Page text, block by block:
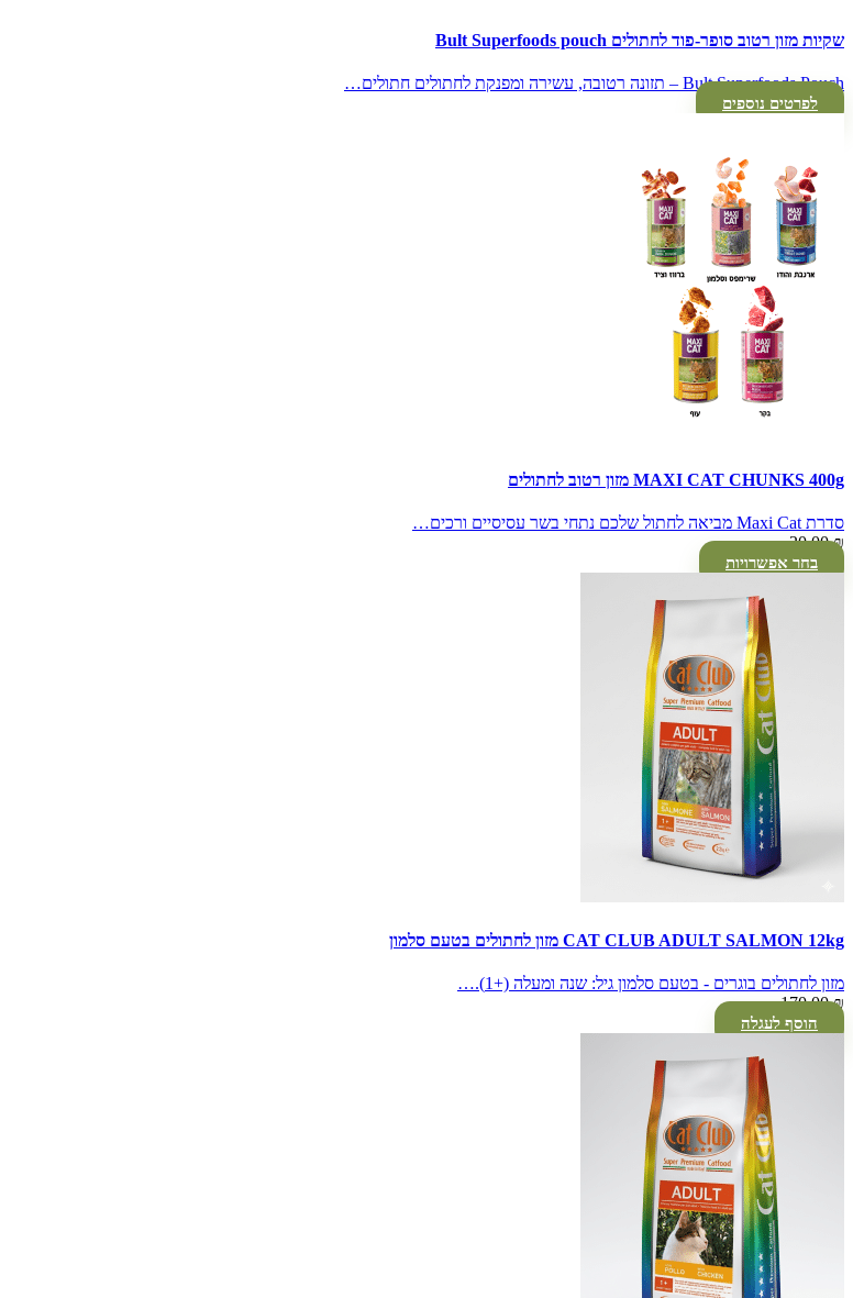
שקיות מזון רטוב סופר-פוד לחתולים Bult Superfoods pouch
Bult Superfoods Pouch – תזונה רטובה, עשירה ומפנקת לחתולים חתולים…
לפרטים נוספים
MAXI CAT CHUNKS 400g מזון רטוב לחתולים
סדרת Maxi Cat מביאה לחתול שלכם נתחי בשר עסיסיים ורכים…
20.00₪
בחר אפשרויות
CAT CLUB ADULT SALMON 12kg מזון לחתולים בטעם סלמון
מזון לחתולים בוגרים - בטעם סלמון גיל: שנה ומעלה (+1).…
170.00₪
הוסף לעגלה